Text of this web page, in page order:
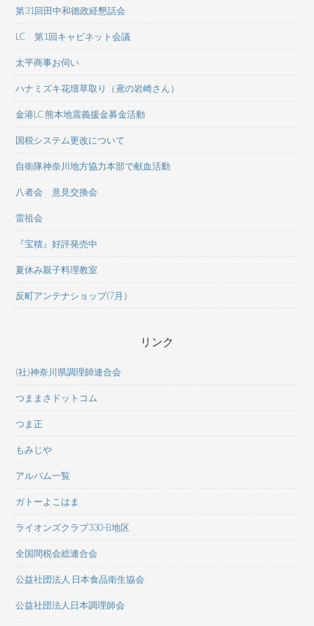
第31回田中和德政経懇話会
LC 第1回キャビネット会議
太平商事お伺い
ハナミズキ花壇草取り（鳶の岩崎さん）
金港LC 熊本地震義援金募金活動
国税システム更改について
自衛隊神奈川地方協力本部で献血活動
八者会 意見交換会
雷祖会
『宝積』好評発売中
夏休み親子料理教室
反町アンテナショップ(7月）
リンク
(社)神奈川県調理師連合会
つままさドットコム
つま正
もみじや
アルバム一覧
ガトーよこはま
ライオンズクラブ330-B地区
全国間税会総連合会
公益社団法人 日本食品衛生協会
公益社団法人日本調理師会